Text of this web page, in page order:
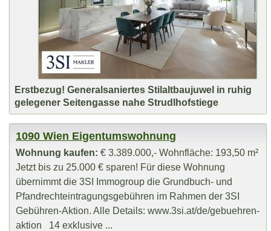
Erstbezug! Generalsaniertes Stilaltbaujuwel in ruhig
gelegener Seitengasse nahe Strudlhofstiege
1090 Wien Eigentumswohnung
Wohnung kaufen: € 3.389.000,- Wohnfläche: 193,50 m²
Jetzt bis zu 25.000 € sparen! Für diese Wohnung
übernimmt die 3SI Immogroup die Grundbuch- und
Pfandrechteintragungsgebühren im Rahmen der 3SI
Gebühren-Aktion. Alle Details: www.3si.at/de/gebuehren-
aktion 14 exklusive ...